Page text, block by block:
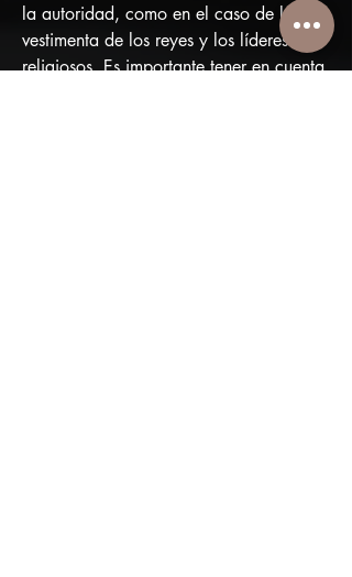
la autoridad, como en el caso de la
vestimenta de los reyes y los líderes
religiosos. Es importante tener en cuenta